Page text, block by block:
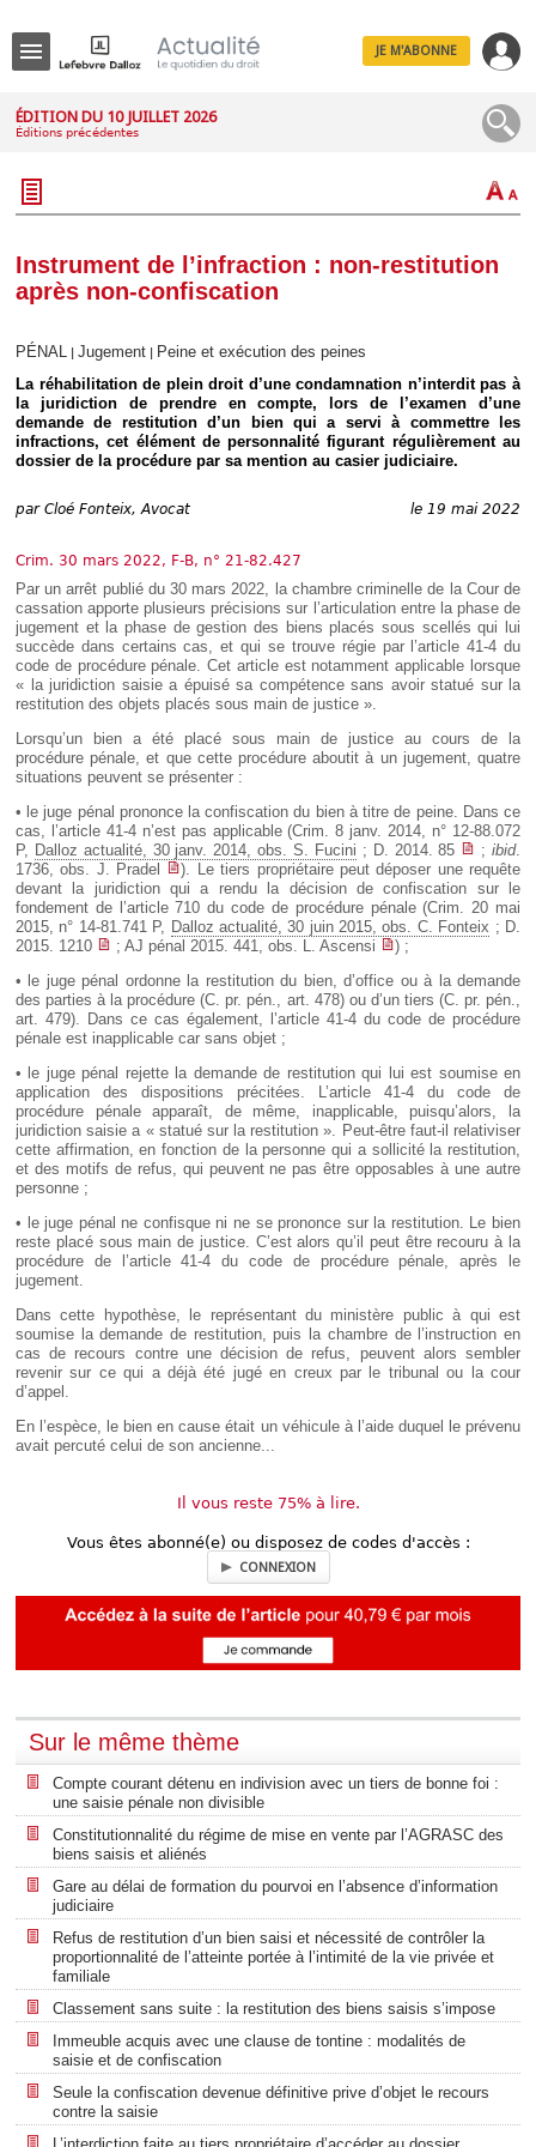
IT
JE M'ABONNE
ÉDITION DU 10 JUILLET 2026
Éditions précédentes
Instrument de l’infraction : non-restitution
après non-confiscation
PÉNAL Jugement
Peine et exécution des peines
La réhabilitation de plein droit d’une condamnation n’interdit pas à
la juridiction de prendre en compte, lors de l’examen d’une
demande de restitution d’un bien qui a servi à commettre les
infractions, cet élément de personnalité figurant régulièrement au
dossier de la procédure par sa mention au casier judiciaire.
par Cloé Fonteix, Avocat le 19 mai 2022
Crim. 30 mars 2022, F-B, n° 21-82.427
Par un arrêt publié du 30 mars 2022, la chambre criminelle de la Cour de
cassation apporte plusieurs précisions sur l’articulation entre la phase de
jugement et la phase de gestion des biens placés sous scellés qui lui
succède dans certains cas, et qui se trouve régie par l’article 41-4 du
code de procédure pénale. Cet article est notamment applicable lorsque
« la juridiction saisie a épuisé sa compétence sans avoir statué sur la
restitution des objets placés sous main de justice ».
Lorsqu’un bien a été placé sous main de justice au cours de la
procédure pénale, et que cette procédure aboutit à un jugement, quatre
situations peuvent se présenter :
• le juge pénal prononce la confiscation du bien à titre de peine. Dans ce
cas, l’article 41-4 n’est pas applicable (Crim. 8 janv. 2014, n° 12-88.072
P,
Dalloz actualité, 30 janv. 2014, obs. S. Fucini ; D. 2014. 85 ;ibid.
1736, obs. J. Pradel
). Le tiers propriétaire peut déposer une requête
devant la juridiction qui a rendu la décision de confiscation sur le
fondement de l’article 710 du code de procédure pénale (Crim. 20 mai
2015, n° 14-81.741 P,
Dalloz actualité, 30 juin 2015, obs. C. Fonteix ; D.
2015. 1210
; AJ pénal 2015. 441, obs. L. Ascensi
) ;
• le juge pénal ordonne la restitution du bien, d’office ou à la demande
des parties à la procédure (C. pr. pén., art. 478) ou d’un tiers (C. pr. pén.,
art. 479). Dans ce cas également, l’article 41-4 du code de procédure
pénale est inapplicable car sans objet ;
• le juge pénal rejette la demande de restitution qui lui est soumise en
application des dispositions précitées. L’article 41-4 du code de
procédure pénale apparaît, de même, inapplicable, puisqu’alors, la
juridiction saisie a « statué sur la restitution ». Peut-être faut-il relativiser
cette affirmation, en fonction de la personne qui a sollicité la restitution,
et des motifs de refus, qui peuvent ne pas être opposables à une autre
personne ;
• le juge pénal ne confisque ni ne se prononce sur la restitution. Le bien
reste placé sous main de justice. C’est alors qu’il peut être recouru à la
procédure de l’article 41-4 du code de procédure pénale, après le
jugement.
Dans cette hypothèse, le représentant du ministère public à qui est
soumise la demande de restitution, puis la chambre de l’instruction en
cas de recours contre une décision de refus, peuvent alors sembler
revenir sur ce qui a déjà été jugé en creux par le tribunal ou la cour
d’appel.
En l’espèce, le bien en cause était un véhicule à l’aide duquel le prévenu
avait percuté celui de son ancienne...
Il vous reste 75% à lire.
Vous êtes abonné(e) ou disposez de codes d'accès :
CONNEXION
Sur le même thème
Compte courant détenu en indivision avec un tiers de bonne foi :
une saisie pénale non divisible
Constitutionnalité du régime de mise en vente par l’AGRASC des
biens saisis et aliénés
Gare au délai de formation du pourvoi en l’absence d’information
judiciaire
Refus de restitution d’un bien saisi et nécessité de contrôler la
proportionnalité de l’atteinte portée à l’intimité de la vie privée et
familiale
Classement sans suite : la restitution des biens saisis s’impose
Immeuble acquis avec une clause de tontine : modalités de
saisie et de confiscation
Seule la confiscation devenue définitive prive d’objet le recours
contre la saisie